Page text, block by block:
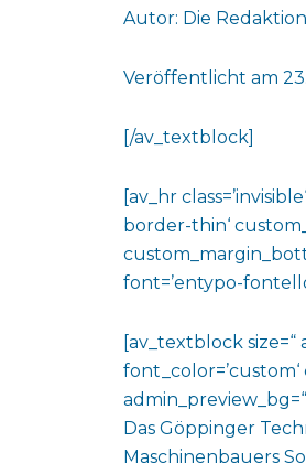
Autor: Die Redaktion
Veröffentlicht am
[/av_textblock]
[av_hr
border-thin‘
font=’entypo-
[av_textblock
font_color=’custom‘
admin_preview_bg=“]
Das Göppinger
Maschinenbauers